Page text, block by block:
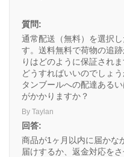
質問:
通常配送（無料）を選択
す。送料無料で荷物の追
りはどのように保証され
どうすればいいのでしょ
タンブールへの配達ある
がかかりますか？
By Taylan
回答:
商品が1ヶ月以内に届かな
届けするか、返金対応をさ